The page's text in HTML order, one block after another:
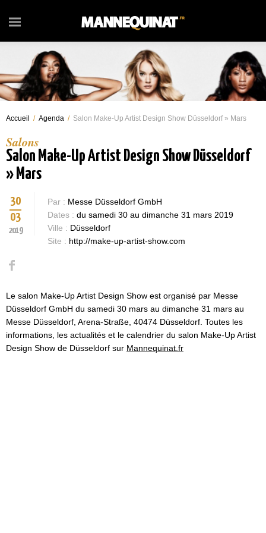
Accueil / Agenda / Salon Make-Up Artist Design Show Düsseldorf » Mars
Salons
Salon Make-Up Artist Design Show Düsseldorf
» Mars
30
03
2019
Par : Messe Düsseldorf GmbH
Dates : du samedi 30 au dimanche 31 mars 2019
Ville : Düsseldorf
Site : http://make-up-artist-show.com
Le salon Make-Up Artist Design Show est organisé par Messe
Düsseldorf GmbH du samedi 30 mars au dimanche 31 mars au
Messe Düsseldorf, Arena-Straße, 40474 Düsseldorf. Toutes les
informations, les actualités et le calendrier du salon Make-Up Artist
Design Show de Düsseldorf sur Mannequinat.fr